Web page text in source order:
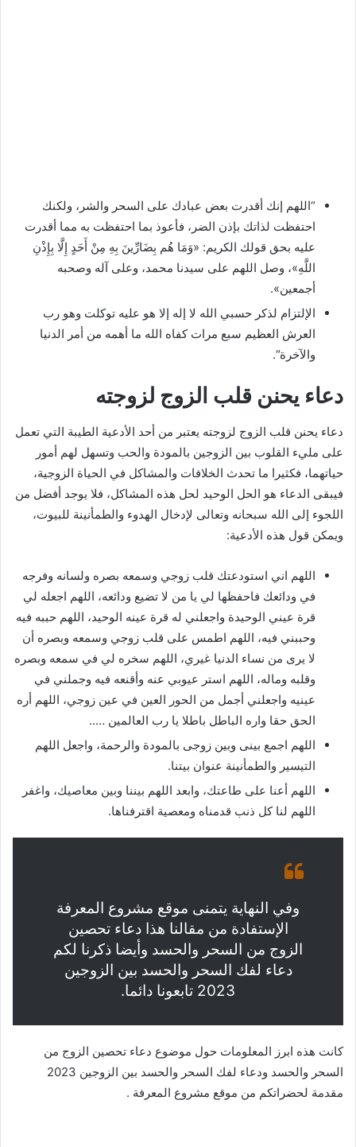
“اللهم إنك أقدرت بعض عبادك على السحر والشر، ولكنك
احتفظت لذاتك بإذن الضر، فأعوذ بما احتفظت به مما أقدرت
عليه بحق قولك الكريم: «وَمَا هُم بِضَارِّينَ بِهِ مِنْ أَحَدٍ إِلَّا بِإِذْنِ
اللَّهِ»، وصل اللهم على سيدنا محمد، وعلى آله وصحبه
أجمعين».
الإلتزام لذكر حسبي الله لا إله إلا هو عليه توكلت وهو رب
العرش العظيم سبع مرات كفاه الله ما أهمه من أمر الدنيا
والآخرة“.
دعاء يحنن قلب الزوج لزوجته
دعاء يحنن قلب الزوج لزوجته يعتبر من أحد الأدعية الطيبة التي تعمل
على مليء القلوب بين الزوجين بالمودة والحب وتسهل لهم أمور
حياتهما، فكثيرا ما تحدث الخلافات والمشاكل في الحياة الزوجية،
فيبقى الدعاء هو الحل الوحيد لحل هذه المشاكل، فلا يوجد أفضل من
اللجوء إلى الله سبحانه وتعالى لإدخال الهدوء والطمأنينة للبيوت،
ويمكن قول هذه الأدعية:
اللهم اني استودعتك قلب زوجي وسمعه بصره ولسانه وفرجه
في ودائعك فاحفظها لي يا من لا تضيع ودائعه، اللهم اجعله لي
قرة عيني الوحيدة واجعلني له قرة عينه الوحيد، اللهم حببه فيه
وحببني فيه، اللهم اطمس على قلب زوجي وسمعه وبصره أن
لا يرى من نساء الدنيا غيري، اللهم سخره لي في سمعه وبصره
وقلبه وماله، اللهم استر عيوبي عنه وأقنعه فيه وجملني في
عينيه واجعلني أجمل من الحور العين في عين زوجي، اللهم أره
الحق حقا واره الباطل باطلا يا رب العالمين …..
اللهم اجمع بينى وبين زوجى بالمودة والرحمة، واجعل اللهم
التيسير والطمأنينة عنوان بيتنا.
اللهم أعنا على طاعتك، وابعد اللهم بيننا وبين معاصيك، واغفر
اللهم لنا كل ذنب قدمناه ومعصية اقترفناها.
وفي النهاية يتمنى موقع مشروع المعرفة
الإستفادة من مقالنا هذا دعاء تحصين
الزوج من السحر والحسد وأيضا ذكرنا لكم
دعاء لفك السحر والحسد بين الزوجين
2023 تابعونا دائما.
كانت هذه ابرز المعلومات حول موضوع دعاء تحصين الزوج من
السحر والحسد ودعاء لفك السحر والحسد بين الزوجين 2023
مقدمة لحضراتكم من موقع مشروع المعرفة .